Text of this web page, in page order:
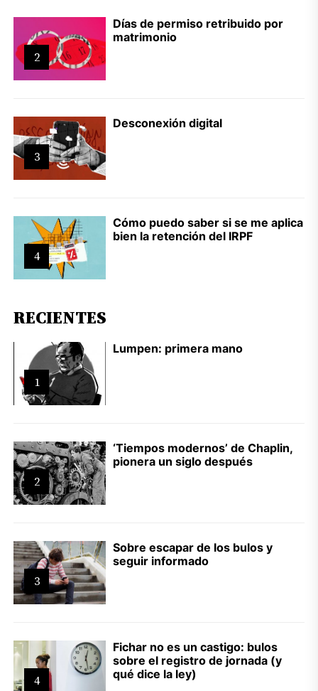
2
Días de permiso retribuido por
matrimonio
3
Desconexión digital
4
Cómo puedo saber si se me aplica
bien la retención del IRPF
RECIENTES
1
Lumpen: primera mano
2
‘Tiempos modernos’ de Chaplin,
pionera un siglo después
3
Sobre escapar de los bulos y
seguir informado
4
Fichar no es un castigo: bulos
sobre el registro de jornada (y
qué dice la ley)